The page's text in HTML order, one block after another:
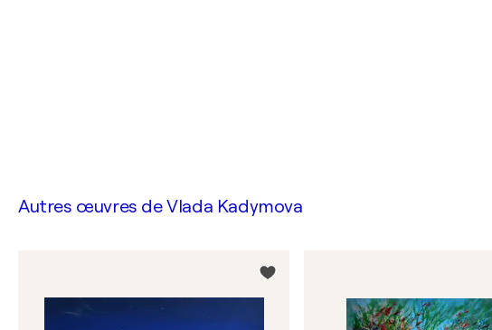
Autres œuvres deVlada Kadymova